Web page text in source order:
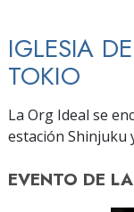
IGLESIA
TOKIO
La Org Ideal se
estación Shinjuku
EVENTO DE